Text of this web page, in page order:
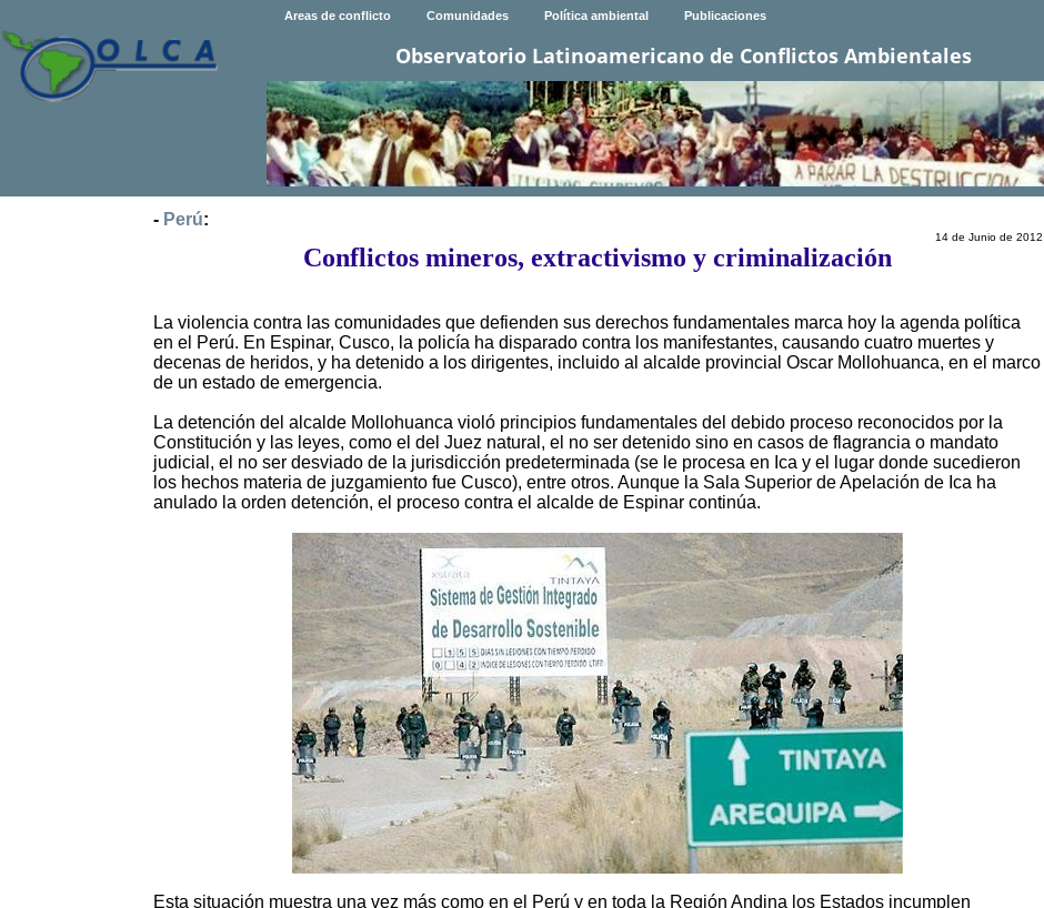
Areas de conflicto Comunidades Política ambiental Publicaciones
Observatorio Latinoamericano de Conflictos Ambientales
- Perú:
14 de Junio de 2012
Conflictos mineros, extractivismo y criminalización
La violencia contra las comunidades que defienden sus derechos fundamentales marca hoy la agenda política
en el Perú. En Espinar, Cusco, la policía ha disparado contra los manifestantes, causando cuatro muertes y
decenas de heridos, y ha detenido a los dirigentes, incluido al alcalde provincial Oscar Mollohuanca, en el marco
de un estado de emergencia.
La detención del alcalde Mollohuanca violó principios fundamentales del debido proceso reconocidos por la
Constitución y las leyes, como el del Juez natural, el no ser detenido sino en casos de flagrancia o mandato
judicial, el no ser desviado de la jurisdicción predeterminada (se le procesa en Ica y el lugar donde sucedieron
los hechos materia de juzgamiento fue Cusco), entre otros. Aunque la Sala Superior de Apelación de Ica ha
anulado la orden detención, el proceso contra el alcalde de Espinar continúa.
Esta situación muestra una vez más como en el Perú y en toda la Región Andina los Estados incumplen